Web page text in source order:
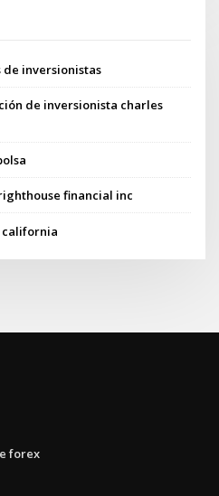
inversionistas
de inversionista charles
financial inc
california
forex